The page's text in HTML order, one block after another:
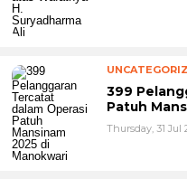
399
Patuh
Thursday, 31 Jul